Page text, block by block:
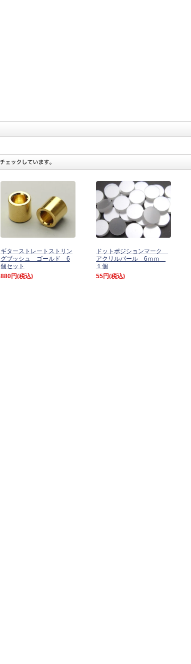
ギターストレートストリン
グブッシュ ゴールド 6
個セット
880円(税込)
ドットポジションマーク
アクリルパール 6ｍｍ
１個
55円(税込)